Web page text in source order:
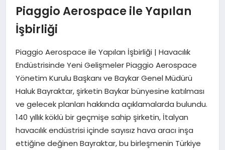
YAŞAM
EĞITIM
EKONOMI
GENEL
SPOR
TEKNOLOJI
Piaggio Aerospace ile Yapılan
İşbirliği
Piaggio Aerospace ile Yapılan İşbirliği | Havacılık
Endüstrisinde Yeni Gelişmeler Piaggio Aerospace
Yönetim Kurulu Başkanı ve Baykar Genel Müdürü
Haluk Bayraktar, şirketin Baykar bünyesine katılması
ve gelecek planları hakkında açıklamalarda bulundu.
140 yıllık köklü bir geçmişe sahip şirketin, İtalyan
havacılık endüstrisi içinde sayısız hava aracı inşa
ettiğine değinen Bayraktar, bu birleşmenin Türkiye